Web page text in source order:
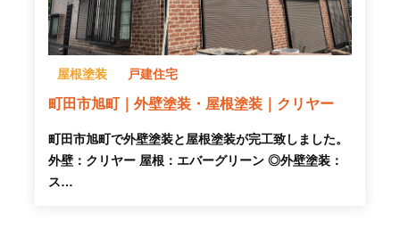
屋根塗装 戸建住宅
町田市旭町｜外壁塗装・屋根塗装｜クリヤー
町田市旭町で外壁塗装と屋根塗装が完工致しました。
外壁：クリヤー 屋根：エバーグリーン ◎外壁塗装：
ス…